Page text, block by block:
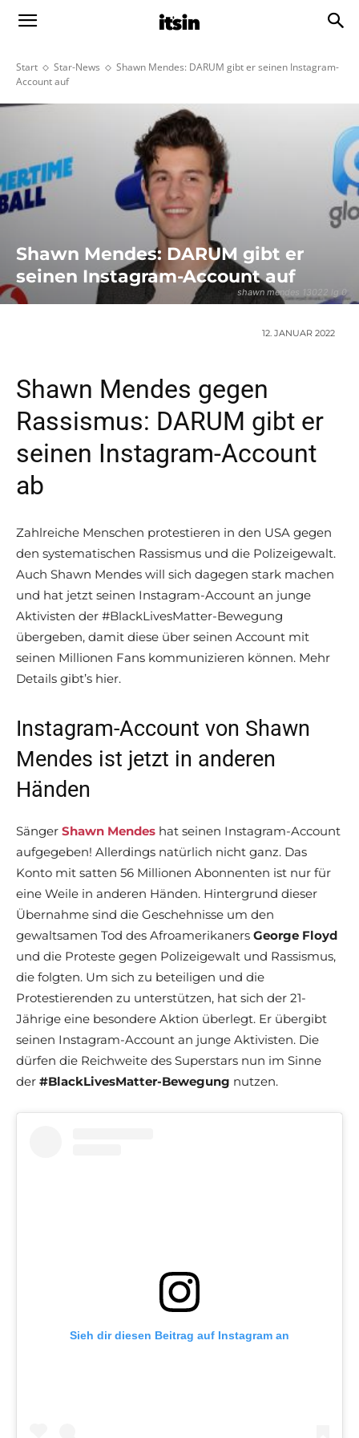
Start Star-News
Shawn Mendes: DARUM gibt er seinen Instagram-
Account auf
shawn mendes 13022 lg 0
Shawn Mendes: DARUM gibt er
seinen Instagram-Account auf
12. JANUAR 2022
Shawn Mendes gegen
Rassismus: DARUM gibt er
seinen Instagram-Account
ab
Zahlreiche Menschen protestieren in den USA gegen
den systematischen Rassismus und die Polizeigewalt.
Auch Shawn Mendes will sich dagegen stark machen
und hat jetzt seinen Instagram-Account an junge
Aktivisten der #BlackLivesMatter-Bewegung
übergeben, damit diese über seinen Account mit
seinen Millionen Fans kommunizieren können. Mehr
Details gibt’s hier.
Instagram-Account von Shawn
Mendes ist jetzt in anderen
Händen
Sänger Shawn Mendes hat seinen Instagram-Account
aufgegeben! Allerdings natürlich nicht ganz. Das
Konto mit satten 56 Millionen Abonnenten ist nur für
eine Weile in anderen Händen. Hintergrund dieser
Übernahme sind die Geschehnisse um den
gewaltsamen Tod des Afroamerikaners George Floyd
und die Proteste gegen Polizeigewalt und Rassismus,
die folgten. Um sich zu beteiligen und die
Protestierenden zu unterstützen, hat sich der 21-
Jährige eine besondere Aktion überlegt. Er übergibt
seinen Instagram-Account an junge Aktivisten. Die
dürfen die Reichweite des Superstars nun im Sinne
der #BlackLivesMatter-Bewegung nutzen.
Sieh dir diesen Beitrag auf Instagram an